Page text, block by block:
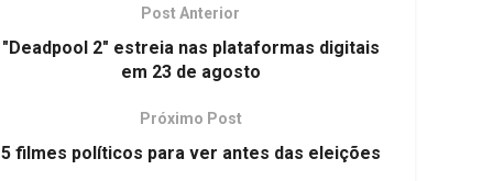
Post Anterior
"Deadpool 2" estreia nas plataformas digitais
em 23 de agosto
Próximo Post
5 filmes políticos para ver antes das eleições